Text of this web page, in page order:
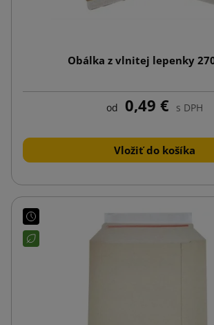
Obálka z vlnitej lepenky
od 0,49 € s DPH
Vložiť do košíka